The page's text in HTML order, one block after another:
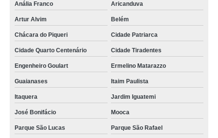
Anália Franco
Aricanduva
Artur Alvim Belém
Chácara do Piqueri Cidade Patriarca
Cidade Quarto Centenário Cidade Tiradentes
Engenheiro Goulart Ermelino Matarazzo
Guaianases Itaim Paulista
Itaquera Jardim Iguatemi
José Bonifácio Mooca
Parque São Lucas Parque São Rafael